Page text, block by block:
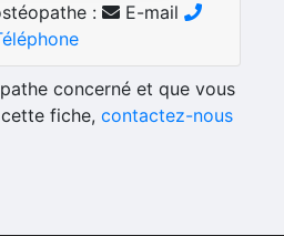
:
E-mail
concerné et que vous
fiche, contactez-nous